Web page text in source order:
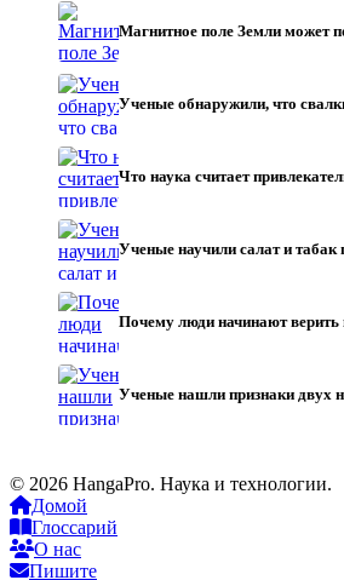
Магнитное поле Земли может
Ученые обнаружили, что
Что наука считает
Ученые научили салат и
Почему люди начинают
Ученые нашли признаки двух
© 2026 HangaPro. Наука и технологии.
Домой
Глоссарий
О нас
Пишите